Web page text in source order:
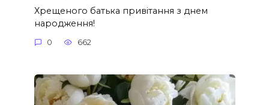
Хрещеного батька привітання з днем
народження!
0 662